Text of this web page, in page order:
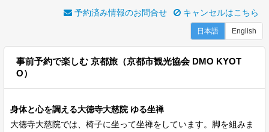
予約済み情報のお問合せ キャンセルはこちら
日本語 English
事前予約で楽しむ 京都旅（京都市観光協会 DMO KYOT
O）
身体と心を調える大徳寺大慈院 ゆる坐禅
大徳寺大慈院では、椅子に坐って坐禅をしています。脚を組みま